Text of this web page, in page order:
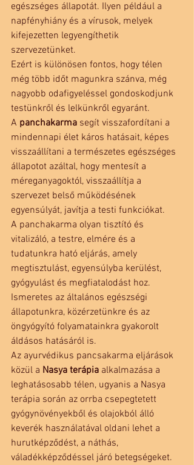
egészséges állapotát. Ilyen például a
napfényhiány és a vírusok, melyek
kifejezetten legyengíthetik
szervezetünket.
Ezért is különösen fontos, hogy télen
még több időt magunkra szánva, még
nagyobb odafigyeléssel gondoskodjunk
testünkről és lelkünkről egyaránt.
A panchakarma segít visszafordítani a
mindennapi élet káros hatásait, képes
visszaállítani a természetes egészséges
állapotot azáltal, hogy mentesít a
méreganyagoktól, visszaállítja a
szervezet belső működésének
egyensúlyát, javítja a testi funkciókat.
A panchakarma olyan tisztító és
vitalizáló, a testre, elmére és a
tudatunkra ható eljárás, amely
megtisztulást, egyensúlyba kerülést,
gyógyulást és megfiatalodást hoz.
Ismeretes az általános egészségi
állapotunkra, közérzetünkre és az
öngyógyító folyamatainkra gyakorolt
áldásos hatásáról is.
Az ayurvédikus pancsakarma eljárások
közül a Nasya terápia alkalmazása a
leghatásosabb télen, ugyanis a Nasya
terápia során az orrba csepegtetett
gyógynövényekből és olajokból álló
keverék használatával oldani lehet a
hurutképződést, a náthás,
váladékképződéssel járó betegségeket.